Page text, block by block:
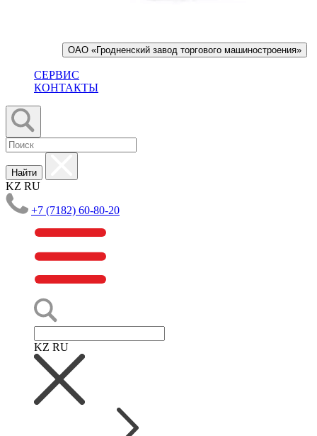
ОАО «Гродненский завод торгового машиностроения»
СЕРВИС
КОНТАКТЫ
Найти
KZ RU
+7 (7182) 60-80-20
KZ RU